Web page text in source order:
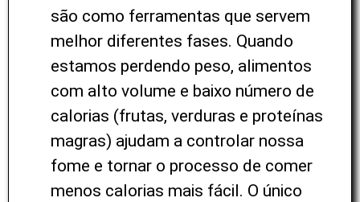
são como ferramentas que servem
melhor diferentes fases. Quando
estamos perdendo peso, alimentos
com alto volume e baixo número de
calorias (frutas, verduras e proteínas
magras) ajudam a controlar nossa
fome e tornar o processo de comer
menos calorias mais fácil. O único